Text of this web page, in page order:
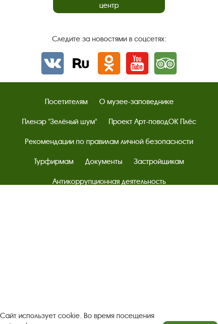
центр
Следите за новостями в соцсетях:
Вконтактеrutube Одноклассники
YouTube Трипадвизор
Посетителям О музее-заповеднике
Пленэр "Зелёный шум" Проект Арт-поводОК Плёс
Рекомендации по правилам личной безопасности
Турфирмам Документы Застройщикам
Антикоррупционная деятельность
Адрес: Плес, Соборная гора, 1. Тел.: +7 (49339) 4-34-90
Сайт использует cookie. Во время посещения